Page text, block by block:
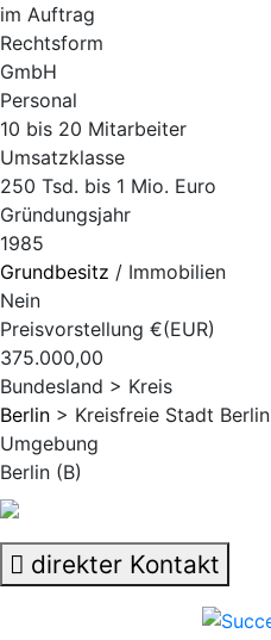
im Auftrag
Rechtsform
GmbH
Personal
10 bis 20 Mitarbeiter
Umsatzklasse
250 Tsd. bis 1 Mio. Euro
Gründungsjahr
1985
Grundbesitz / Immobilien
Nein
Preisvorstellung €(EUR)
375.000,00
Bundesland > Kreis
Berlin > Kreisfreie Stadt Berlin
Umgebung
Berlin (B)
direkter Kontakt